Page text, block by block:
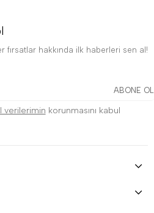
farklı şort modelleri
bilgiler
ve rahatlığı bir
etmek isteyenler
fırsatlar hakkında ilk haberleri sen al!
ABONE OL
verilerimin korunmasını kabul